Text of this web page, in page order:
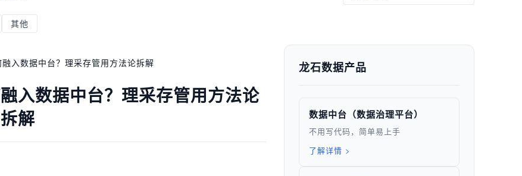
其他
入数据中台？理采存管用方法论拆解
入数据中台？理采存管用方法论
拆解
龙石数据产品
数据中台（数据治理平台）
不用写代码，简单易上手
了解详情 >